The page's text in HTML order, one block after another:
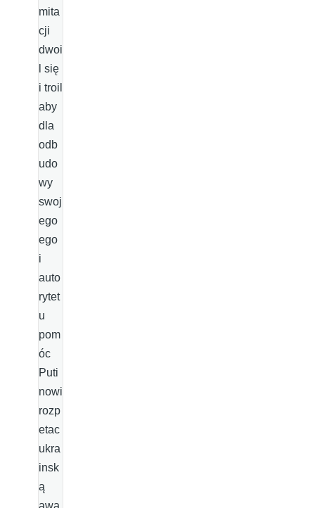
mita
cji
dwoi
l się
i troil
aby
dla
odb
udo
wy
swoj
ego
ego
i
auto
rytet
u
pom
óc
Puti
nowi
rozp
etac
ukra
insk
ą
awa